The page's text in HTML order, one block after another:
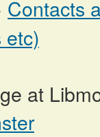
Contacts
etc)
at